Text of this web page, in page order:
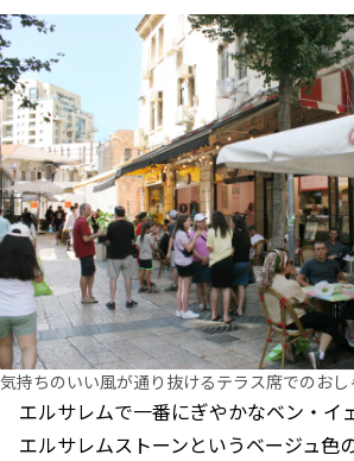
気持ちのいい風が通り抜けるテラス席でのお
エルサレムで一番にぎやかなベン・イ
エルサレムストーンというベージュ色